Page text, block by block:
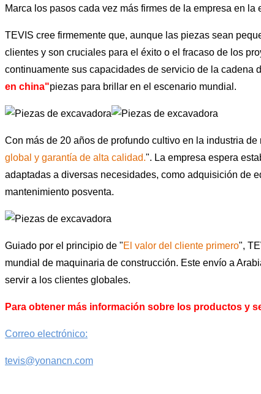
Marca los pasos cada vez más firmes de la empresa en
TEVIS cree firmemente que, aunque las piezas sean
clientes y son cruciales para el éxito o el fracaso de los
continuamente sus capacidades de servicio de la cadena
en china"piezas para brillar en el escenario mundial.
Con más de 20 años de profundo cultivo en la industria
global y garantía de alta calidad.". La empresa espera
adaptadas a diversas necesidades, como adquisición de
mantenimiento posventa.
Guiado por el principio de "El valor del cliente primero",
mundial de maquinaria de construcción. Este envío a
servir a los clientes globales.
Para obtener más información sobre los productos y
Correo electrónico:
tevis@yonancn.com